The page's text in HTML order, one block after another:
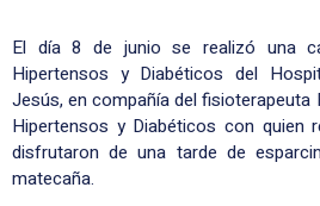
El día 8 de junio se realizó una
Hipertensos y Diabéticos del
Jesús, en compañía del fisioterapeuta
Hipertensos y Diabéticos con quien
disfrutaron de una tarde de
matecaña.